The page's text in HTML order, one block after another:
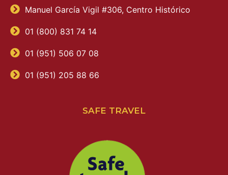
Manuel García Vigil #306, Centro Histórico
01 (800) 831 74 14
01 (951) 506 07 08
01 (951) 205 88 66
SAFE TRAVEL